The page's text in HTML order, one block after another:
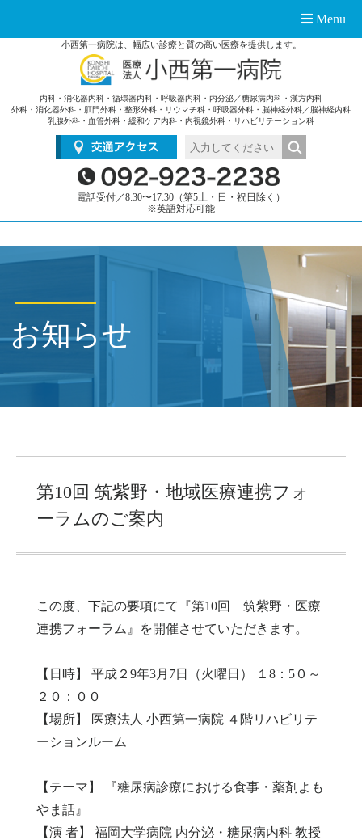
小西第一病院は、幅広い診療と質の高い医療を提供します。
内科・消化器内科・循環器内科・呼吸器内科・内分泌／糖尿病内科・漢方内科
外科・消化器外科・肛門外科・整形外科・リウマチ科・呼吸器外科・脳神経外科／脳神経内科
乳腺外科・血管外科・緩和ケア内科・内視鏡外科・リハビリテーション科
電話受付／8:30〜17:30（第5土・日・祝日除く）
※英語対応可能
Menu
お知らせ
第10回 筑紫野・地域医療連携フォ
ーラムのご案内
この度、下記の要項にて『第10回 筑紫野・医療
連携フォーラム』を開催させていただきます。
【日時】 平成２9年3月7日（火曜日） １8：5０～
２０：００
【場所】 医療法人 小西第一病院 ４階リハビリテ
ーションルーム
【テーマ】 『糖尿病診療における食事・薬剤よも
やま話』
【演 者】 福岡大学病院 内分泌・糖尿病内科 教授